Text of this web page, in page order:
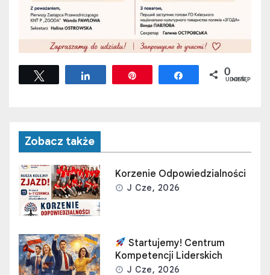
Udostępnij Udostępnij
0
UDOSTĘPNIEŃ
Zobacz także
Korzenie Odpowiedzialności
J Cze, 2026
Startujemy! Centrum
Kompetencji Liderskich
J Cze, 2026